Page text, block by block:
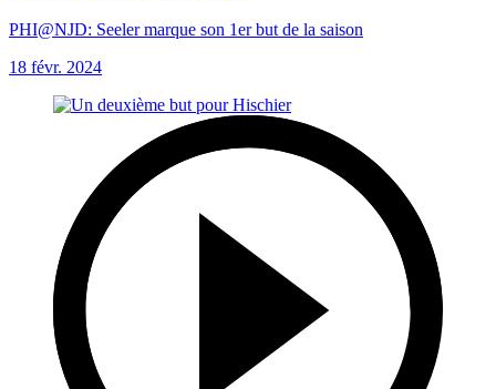
PHI@NJD: Seeler marque son 1er but de la saison
18 févr. 2024